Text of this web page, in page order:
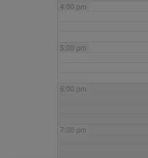
4:00 pm
5:00 pm
6:00 pm
7:00 pm